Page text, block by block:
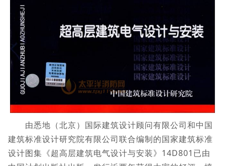
由悉地（北京）国际建筑设计顾问有限公司和中国
建筑标准设计研究院有限公司联合编制的国家建筑标准
设计图集《超高层建筑电气设计与安装》14D801已由